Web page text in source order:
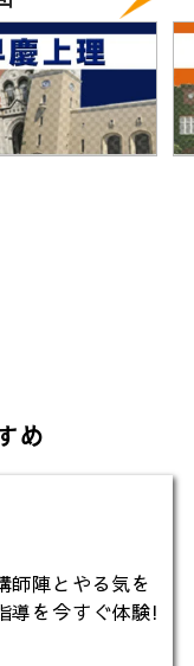
天気）
detail?id=91
ング）
め
師陣とやる気を
導を今すぐ体験!